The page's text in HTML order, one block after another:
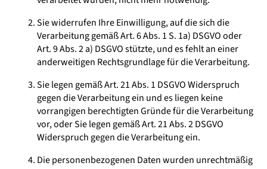
Sie widerrufen Ihre Einwilligung, auf die sich die
Verarbeitung gemäß Art. 6 Abs. 1 S. 1a) DSGVO oder
Art. 9 Abs. 2 a) DSGVO stützte, und es fehlt an einer
anderweitigen Rechtsgrundlage für die Verarbeitung.
Sie legen gemäß Art. 21 Abs. 1 DSGVO Widerspruch
gegen die Verarbeitung ein und es liegen keine
vorrangigen berechtigten Gründe für die Verarbeitung
vor, oder Sie legen gemäß Art. 21 Abs. 2 DSGVO
Widerspruch gegen die Verarbeitung ein.
Die personenbezogenen Daten wurden unrechtmäßig